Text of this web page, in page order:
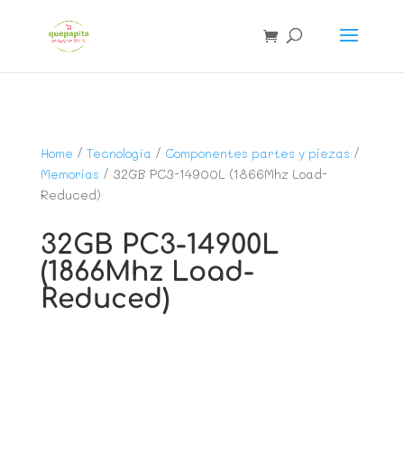
Home / Tecnología / Componentes partes y piezas /
Memorias / 32GB PC3-14900L (1866Mhz Load-
Reduced)
32GB PC3-14900L
(1866Mhz Load-
Reduced)